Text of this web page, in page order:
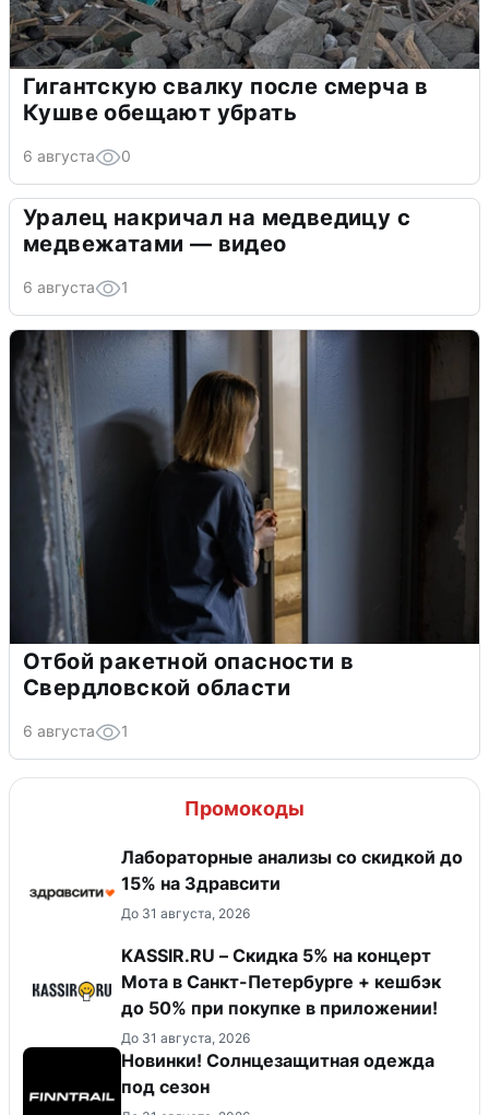
Гигантскую свалку после смерча в
Кушве обещают убрать
6 августа 0
Уралец накричал на медведицу с
медвежатами — видео
6 августа 1
Отбой ракетной опасности в
Свердловской области
6 августа 1
Промокоды
Лабораторные анализы со скидкой до
15% на Здравсити
До 31 августа, 2026
KASSIR.RU – Скидка 5% на концерт
Мота в Санкт-Петербурге + кешбэк
до 50% при покупке в приложении!
До 31 августа, 2026
Новинки! Солнцезащитная одежда
под сезон